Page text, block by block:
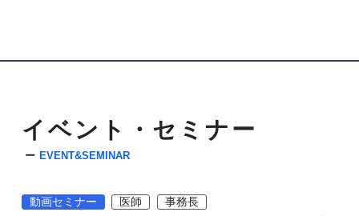
イベント・セミナー
EVENT&SEMINAR
動画セミナー 医師 事務長